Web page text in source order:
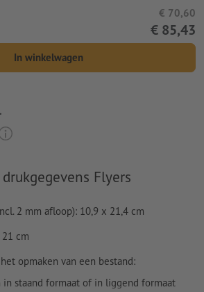
€ 70,60
€ 85,43
In winkelwagen
Flyers
2 mm afloop): 10,9 x 21,4 cm
cm
opmaken van een bestand:
in staand formaat of in liggend formaat